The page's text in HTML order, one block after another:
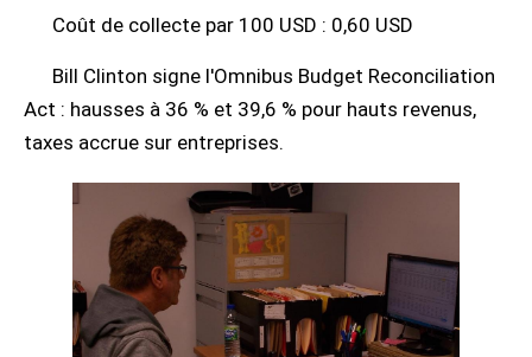
Coût de collecte par 100 USD : 0,60 USD
Bill Clinton signe l'Omnibus Budget Reconciliation
Act : hausses à 36 % et 39,6 % pour hauts revenus,
taxes accrue sur entreprises.